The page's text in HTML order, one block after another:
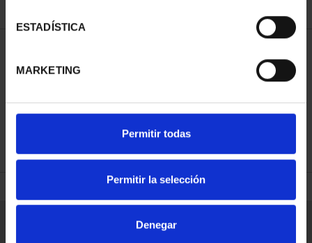
ESTADÍSTICA
MARKETING
Permitir todas
Permitir la selección
Denegar
REFINAR
Información General
Contacto